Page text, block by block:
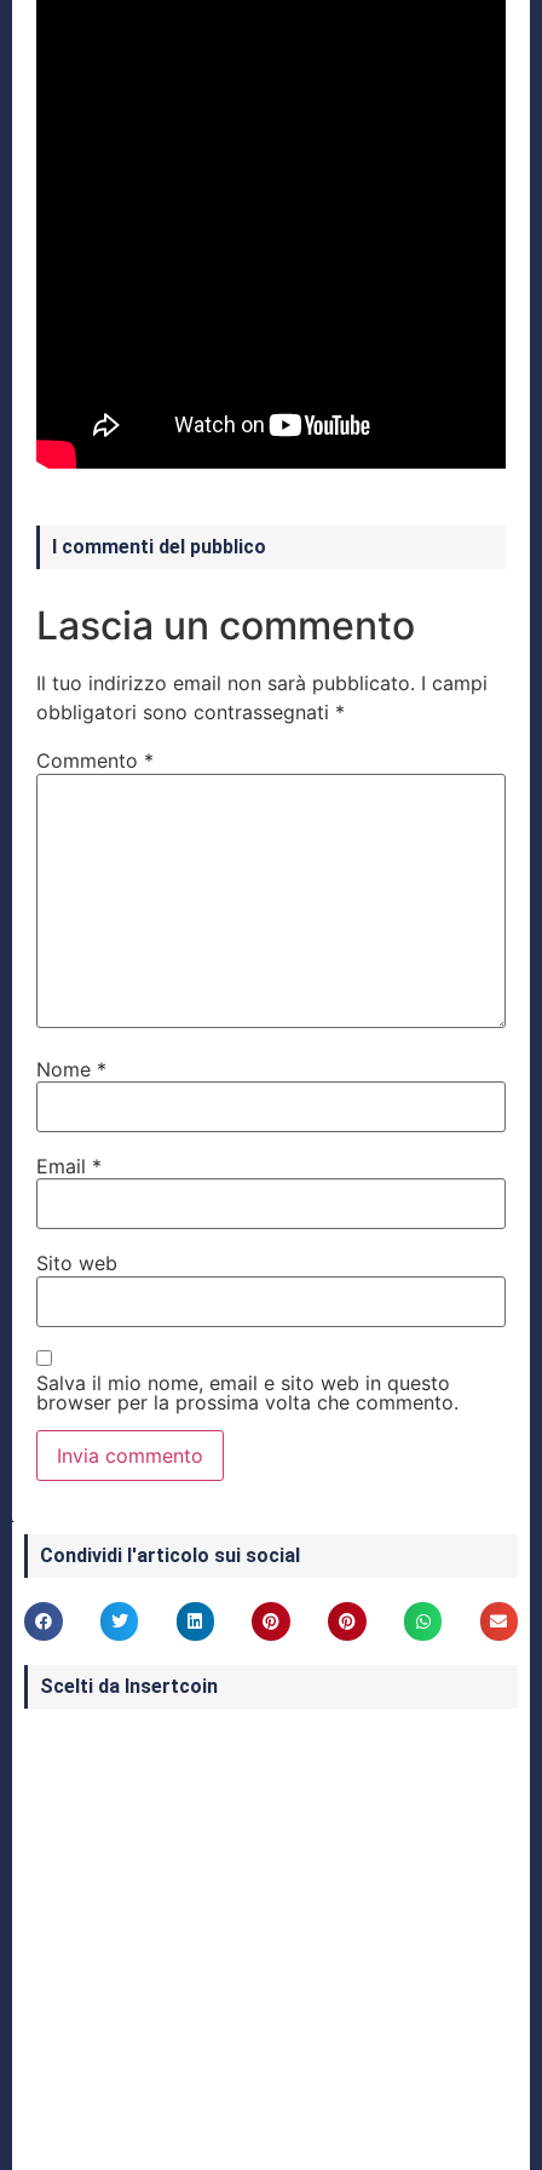
I commenti del pubblico
Lascia un commento
Il tuo indirizzo email non sarà pubblicato. I campi
obbligatori sono contrassegnati *
Commento *
Nome *
Email *
Sito web
Salva il mio nome, email e sito web in questo
browser per la prossima volta che commento.
Condividi l'articolo sui social
Scelti da Insertcoin